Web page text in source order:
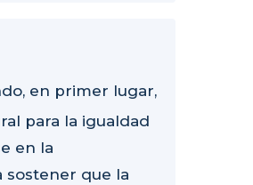
en primer lugar,
para la igualdad
en la
sostener que la